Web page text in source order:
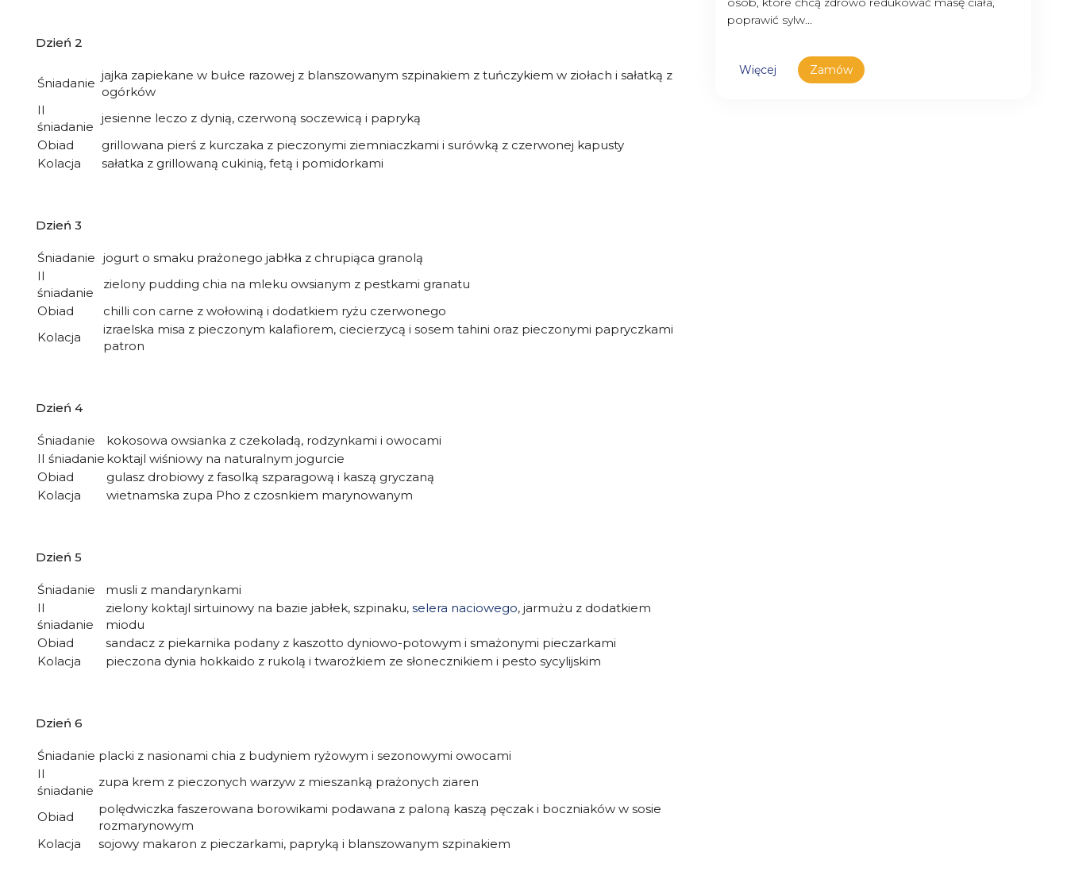
Dzień 2
Śniadanie
jajka zapiekane w bułce razowej z blanszowanym szpinakiem z tuńczykiem w ziołach i sałatką z
ogórków
II
śniadanie
jesienne leczo z dynią, czerwoną soczewicą i papryką
Obiad
grillowana pierś z kurczaka z pieczonymi ziemniaczkami i surówką z czerwonej kapusty
Kolacja
sałatka z grillowaną cukinią, fetą i pomidorkami
Dzień 3
Śniadanie jogurt o smaku prażonego jabłka z chrupiąca granolą
II
śniadanie
zielony pudding chia na mleku owsianym z pestkami granatu
Obiad
chilli con carne z wołowiną i dodatkiem ryżu czerwonego
Kolacja
izraelska misa z pieczonym kalafiorem, ciecierzycą i sosem tahini oraz pieczonymi papryczkami
patron
Dzień 4
Śniadanie
kokosowa owsianka z czekoladą, rodzynkami i owocami
II śniadanie koktajl wiśniowy na naturalnym jogurcie
Obiad
gulasz drobiowy z fasolką szparagową i kaszą gryczaną
Kolacja
wietnamska zupa Pho z czosnkiem marynowanym
Dzień 5
Śniadanie
musli z mandarynkami
II
śniadanie
zielony koktajl sirtuinowy na bazie jabłek, szpinaku, selera naciowego, jarmużu z dodatkiem
miodu
Obiad
sandacz z piekarnika podany z kaszotto dyniowo-potowym i smażonymi pieczarkami
Kolacja
pieczona dynia hokkaido z rukolą i twarożkiem ze słonecznikiem i pesto sycylijskim
Dzień 6
Śniadanie placki z nasionami chia z budyniem ryżowym i sezonowymi owocami
II
śniadanie
zupa krem z pieczonych warzyw z mieszanką prażonych ziaren
Obiad
polędwiczka faszerowana borowikami podawana z paloną kaszą pęczak i boczniaków w sosie
rozmarynowym
Kolacja
sojowy makaron z pieczarkami, papryką i blanszowanym szpinakiem
poprawić sylw...
Więcej Zamów